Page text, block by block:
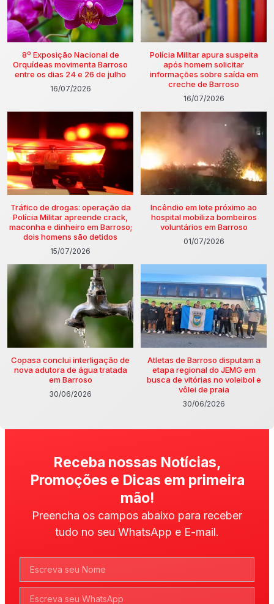
8º Exposição Nacional de
Orquídeas movimenta Barroso
entre os dias 24 e 26 de julho
16/07/2026
Polícia Militar apura suspeita
após homem solicitar
informações sobre saída em
creche de Barroso
16/07/2026
Tráfico de drogas: operação da
Polícia Militar apreende crack,
maconha e dinheiro em Barroso;
dois homens são detidos
15/07/2026
Incêndio em lote próximo ao
hospital mobiliza bombeiros
voluntários em Barroso
01/07/2026
Copasa conclui interligação de
nova adutora de água tratada
em Barroso
30/06/2026
Atletas de Barroso disputam a
etapa regional do JEMG em
busca de vitórias no voleibol e
vôlei de praia
30/06/2026
Receba nossas Notícias,
Promoções e Dicas em primeira
mão!
Preencha os campos abaixo para receber
tudo no seu WhatsApp e E-mail.